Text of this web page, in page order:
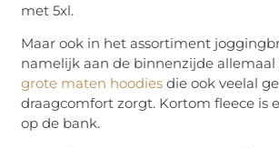
met 5xl.
Maar ook in het assortiment
namelijk aan de binnenzijde
grote maten hoodies die ook veelal
draagcomfort zorgt. Kortom fleece is
op de bank.